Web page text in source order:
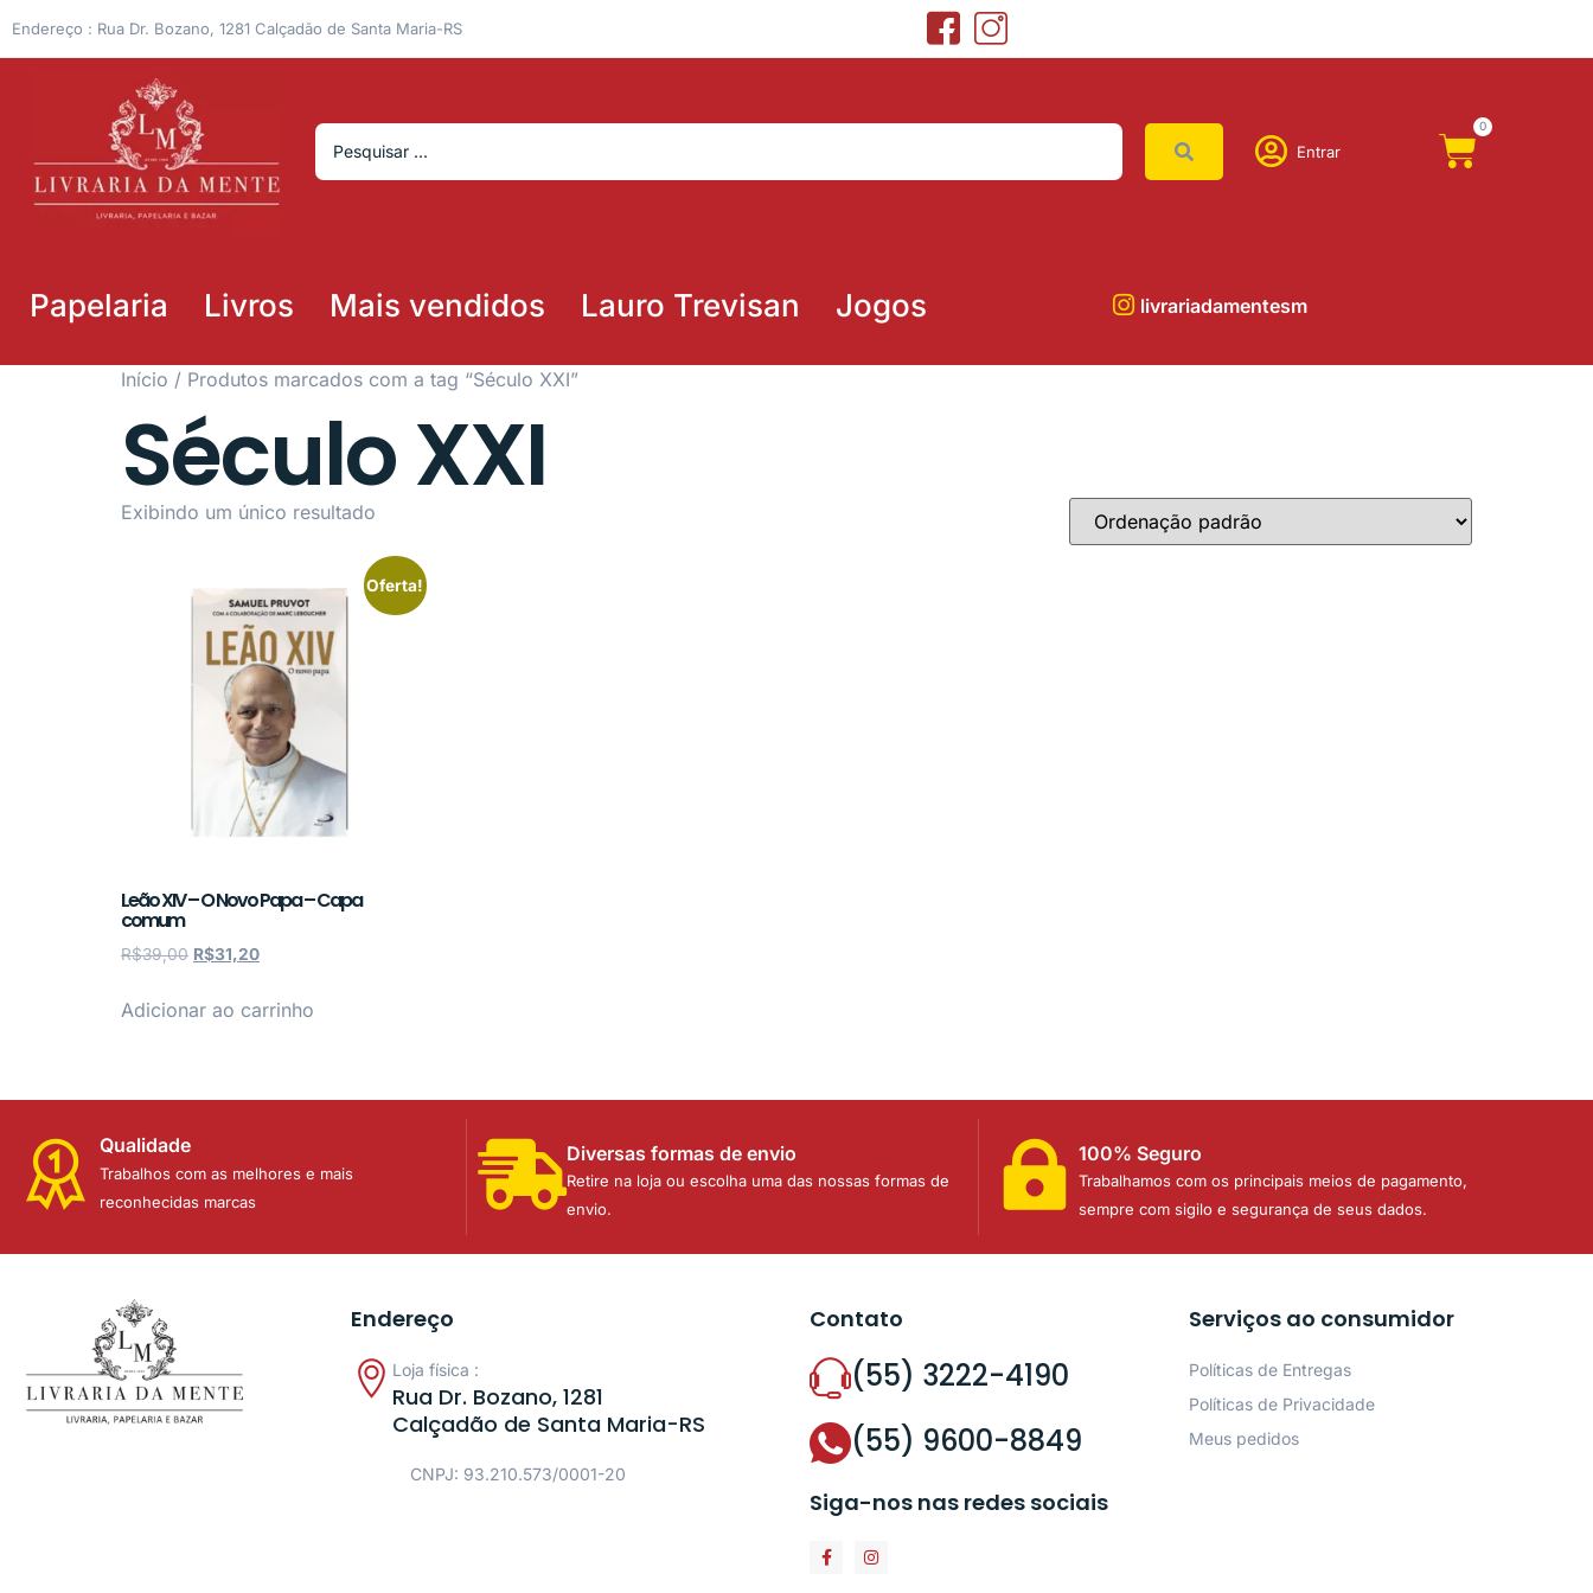
Endereço : Rua Dr. Bozano, 1281 Calçadão de Santa Maria-RS
Entrar
0
Papelaria Livros Mais vendidos Lauro Trevisan Jogos livrariadamentesm
Início / Produtos marcados com a tag “Século XXI”
Século XXI
Exibindo um único resultado
Oferta!
Leão XIV – O Novo Papa – Capa
comum
R$39,00 R$31,20
Adicionar ao carrinho
Qualidade
Trabalhos com as melhores e mais
reconhecidas marcas
Diversas formas de envio
Retire na loja ou escolha uma das nossas formas de
envio.
100% Seguro
Trabalhamos com os principais meios de pagamento,
sempre com sigilo e segurança de seus dados.
Endereço
Loja física :
Rua Dr. Bozano, 1281
Calçadão de Santa Maria-RS
CNPJ: 93.210.573/0001-20
Contato
(55) 3222-4190
(55) 9600-8849
Siga-nos nas redes sociais
Serviços ao consumidor
Políticas de Entregas
Políticas de Privacidade
Meus pedidos